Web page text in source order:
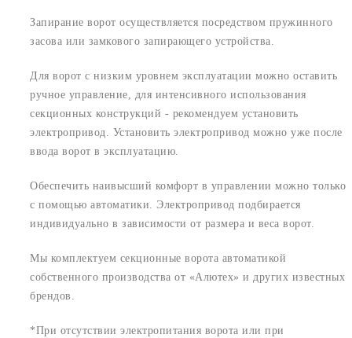
Запирание ворот осуществляется посредством пружинного
засова или замкового запирающего устройства.
Для ворот с низким уровнем эксплуатации можно оставить
ручное управление, для интенсивного использования
секционных конструкций - рекомендуем установить
электропривод. Установить электропривод можно уже после
ввода ворот в эксплуатацию.
Обеспечить наивысший комфорт в управлении можно только
с помощью автоматики. Электропривод подбирается
индивидуально в зависимости от размера и веса ворот.
Мы комплектуем секционные ворота автоматикой
собственного производства от «Алютех» и других известных
брендов.
*При отсутствии электропитания ворота или при